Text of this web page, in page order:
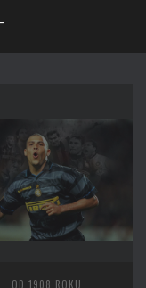
OD 1908 ROKU